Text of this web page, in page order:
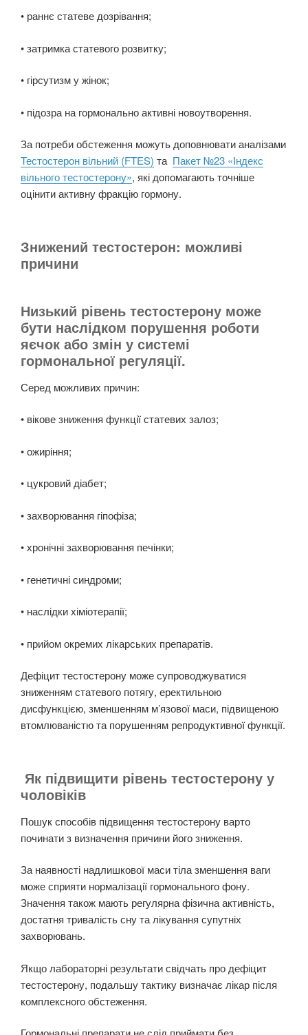
• раннє статеве дозрівання;
• затримка статевого розвитку;
• гірсутизм у жінок;
• підозра на гормонально активні новоутворення.
За потреби обстеження можуть доповнювати аналізами
Тестостерон вільний (FTES) та Пакет №23 «Індекс
вільного тестостерону», які допомагають точніше
оцінити активну фракцію гормону.
Знижений тестостерон: можливі
причини
Низький рівень тестостерону може
бути наслідком порушення роботи
яєчок або змін у системі
гормональної регуляції.
Серед можливих причин:
• вікове зниження функції статевих залоз;
• ожиріння;
• цукровий діабет;
• захворювання гіпофіза;
• хронічні захворювання печінки;
• генетичні синдроми;
• наслідки хіміотерапії;
• прийом окремих лікарських препаратів.
Дефіцит тестостерону може супроводжуватися
зниженням статевого потягу, еректильною
дисфункцією, зменшенням м’язової маси, підвищеною
втомлюваністю та порушенням репродуктивної функції.
Як підвищити рівень тестостерону у
чоловіків
Пошук способів підвищення тестостерону варто
починати з визначення причини його зниження.
За наявності надлишкової маси тіла зменшення ваги
може сприяти нормалізації гормонального фону.
Значення також мають регулярна фізична активність,
достатня тривалість сну та лікування супутніх
захворювань.
Якщо лабораторні результати свідчать про дефіцит
тестостерону, подальшу тактику визначає лікар після
комплексного обстеження.